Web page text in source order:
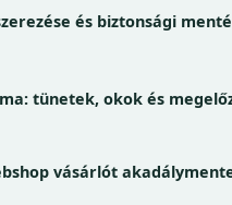
és biztonsági
tünetek, okok és
vásárlót